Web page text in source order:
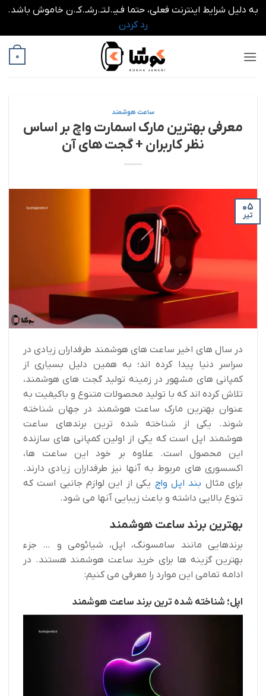
به دلیل شرایط اینترنت فعلی، حتما فـیـ.لـتـ.رشـ.کـ.ن خاموش باشد.
رد کردن
0
ساعت هوشمند
معرفی بهترین مارک اسمارت واچ بر اساس
نظر کاربران + گجت های آن
05
تیر
در سال های اخیر ساعت های هوشمند طرفداران زیادی در
سراسر دنیا پیدا کرده ‌اند؛ به همین دلیل بسیاری از
کمپانی های مشهور در زمینه تولید گجت های هوشمند،
تلاش کرده ‌اند که با تولید محصولات متنوع و باکیفیت به
عنوان بهترین مارک ساعت هوشمند در جهان شناخته
شوند. یکی از شناخته شده ترین برندهای ساعت
هوشمند اپل است که یکی از اولین کمپانی های سازنده
این محصول است. علاوه بر خود این ساعت ها،
اکسسوری های مربوط به آنها نیز طرفداران زیادی دارند.
برای مثال بند اپل واچ یکی از این لوازم جانبی است که
تنوع بالایی داشته و باعث زیبایی آنها می شود.
بهترین برند ساعت هوشمند
برندهایی مانند سامسونگ، اپل، شیائومی و … جزء
بهترین گزینه ها برای خرید ساعت هوشمند هستند. در
ادامه تمامی این موارد را معرفی می کنیم:
اپل؛ شناخته شده ترین برند ساعت هوشمند